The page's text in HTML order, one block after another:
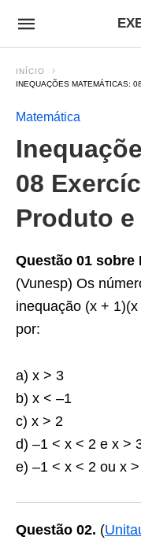
INÍCIO
INEQUAÇÕES MATEMÁTICAS:
Matemática
08
Produto
Questão 01 sobre
(Vunesp) Os
inequação (x +
por:
a) x > 3
b) x < –1
c) x > 2
d) –1 < x < 2 e x >
e) –1 < x < 2 ou x
Questão 02. (